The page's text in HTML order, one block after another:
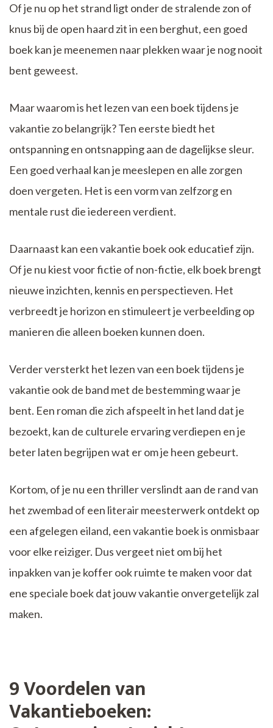
Of je nu op het strand ligt onder de stralende zon of
knus bij de open haard zit in een berghut, een goed
boek kan je meenemen naar plekken waar je nog nooit
bent geweest.
Maar waarom is het lezen van een boek tijdens je
vakantie zo belangrijk? Ten eerste biedt het
ontspanning en ontsnapping aan de dagelijkse sleur.
Een goed verhaal kan je meeslepen en alle zorgen
doen vergeten. Het is een vorm van zelfzorg en
mentale rust die iedereen verdient.
Daarnaast kan een vakantie boek ook educatief zijn.
Of je nu kiest voor fictie of non-fictie, elk boek brengt
nieuwe inzichten, kennis en perspectieven. Het
verbreedt je horizon en stimuleert je verbeelding op
manieren die alleen boeken kunnen doen.
Verder versterkt het lezen van een boek tijdens je
vakantie ook de band met de bestemming waar je
bent. Een roman die zich afspeelt in het land dat je
bezoekt, kan de culturele ervaring verdiepen en je
beter laten begrijpen wat er om je heen gebeurt.
Kortom, of je nu een thriller verslindt aan de rand van
het zwembad of een literair meesterwerk ontdekt op
een afgelegen eiland, een vakantie boek is onmisbaar
voor elke reiziger. Dus vergeet niet om bij het
inpakken van je koffer ook ruimte te maken voor dat
ene speciale boek dat jouw vakantie onvergetelijk zal
maken.
9 Voordelen van
Vakantieboeken: